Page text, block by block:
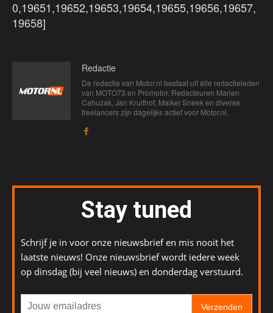
0,19651,19652,19653,19654,19655,19656,19657,
19658]
Redactie
De redactie van Motor.nl bestaat uit alle redactieleden
van MOTO73 en Promotor. Redacteuren Marien
Cahuzak, Jan Kruithof, Maikel Sneek en diverse
freelancers zijn dagelijks actief voor Motor.nl.
Stay tuned
Schrijf je in voor onze nieuwsbrief en mis nooit het
laatste nieuws! Onze nieuwsbrief wordt iedere week
op dinsdag (bij veel nieuws) en donderdag verstuurd.
Verzenden